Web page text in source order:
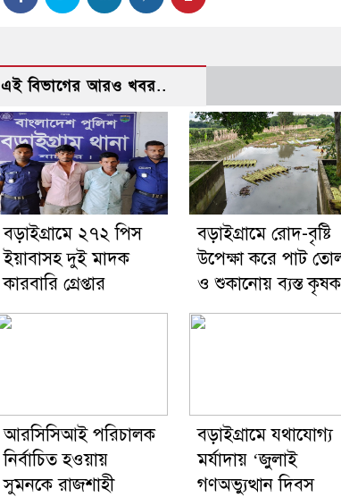
এই বিভাগের আরও খবর..
বড়াইগ্রামে ২৭২ পিস
ইয়াবাসহ দুই মাদক
কারবারি গ্রেপ্তার
বড়াইগ্রামে রোদ-বৃষ্টি
উপেক্ষা করে পাট
ও শুকানোয় ব্যস্ত কৃষক
আরসিসিআই পরিচালক
নির্বাচিত হওয়ায়
সুমনকে রাজশাহী
বড়াইগ্রামে যথাযোগ্য
মর্যাদায় ‘জুলাই
গণঅভ্যুত্থান দিবস